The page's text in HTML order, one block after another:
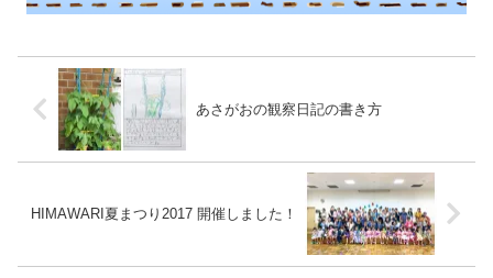
あさがおの観察日記の書き方
HIMAWARI夏まつり2017 開催しました！